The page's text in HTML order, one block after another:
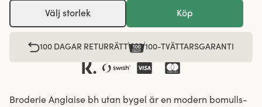
Välj storlek Köp
100 DAGAR RETURRÄTT 100-TVÄTTARSGARANTI
Broderie Anglaise bh utan bygel är en modern bomulls-